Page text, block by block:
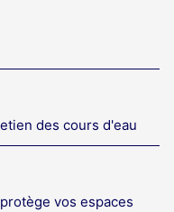
des cours d'eau
vos espaces